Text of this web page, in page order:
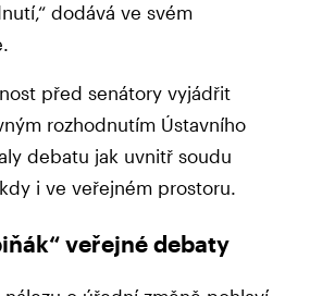
dodává ve svém
před senátory vyjádřit
rozhodnutím Ústavního
debatu jak uvnitř soudu
i ve veřejném prostoru.
veřejné debaty